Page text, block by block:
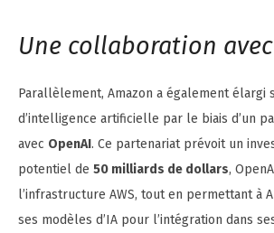
Une collaboration
Parallèlement, Amazon a également élargi
d’intelligence artificielle par le biais d’un
avec OpenAI. Ce partenariat prévoit un
potentiel de 50 milliards de dollars,
l’infrastructure AWS, tout en permettant à
ses modèles d’IA pour l’intégration dans